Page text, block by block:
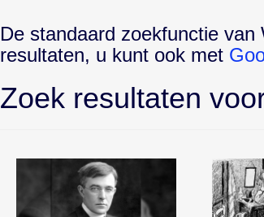
De standaard zoekfunctie
resultaten, u kunt ook met
Zoek resultaten